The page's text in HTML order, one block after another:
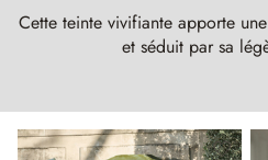
Cette teinte vivifiante apporte
et séduit par sa